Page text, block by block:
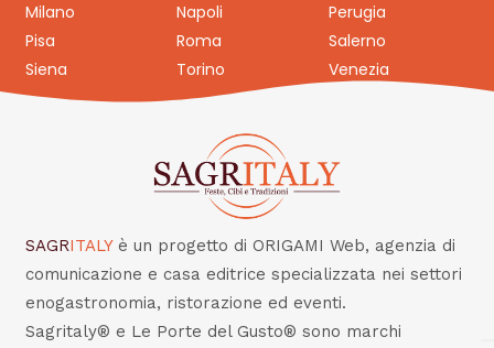
Milano
Napoli
Perugia
Pisa
Roma
Salerno
Siena
Torino Venezia
SAGRITALY è un progetto di ORIGAMI Web, agenzia di
comunicazione e casa editrice specializzata nei settori
enogastronomia, ristorazione ed eventi.
Sagritaly® e Le Porte del Gusto® sono marchi